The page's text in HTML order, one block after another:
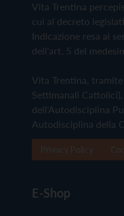
Vita Trentina
cui al decreto
Indicazione resa ai
dell'art. 5 del
Vita Trentina, tramite
Settimanali
dell'Autodisciplina
Autodisciplina della
E-Shop